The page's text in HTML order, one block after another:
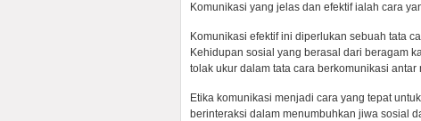
Komunikasi yang jelas dan efektif ialah cara
Komunikasi efektif ini diperlukan sebuah tata
Kehidupan sosial yang berasal dari beragam
tolak ukur dalam tata cara berkomunikasi antar
Etika komunikasi menjadi cara yang tepat
berinteraksi dalam menumbuhkan jiwa sosial